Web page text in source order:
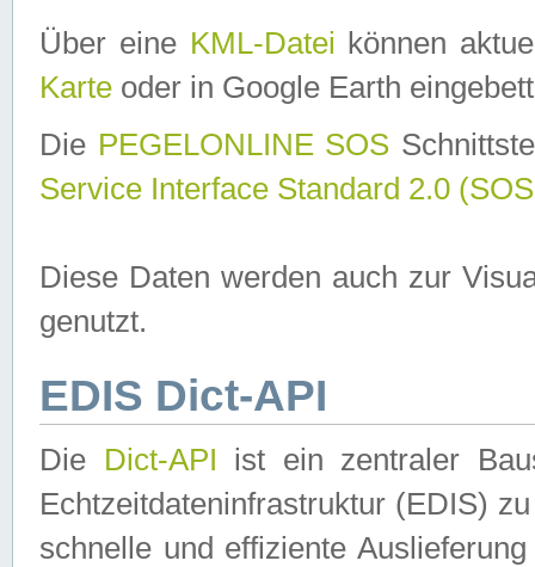
Über eine KML-Datei können
Karte oder in Google Earth
Die PEGELONLINE SOS
Service Interface Standard 2.0
Diese Daten werden auch zur
genutzt.
EDIS Dict-API
Die Dict-API ist ein zentraler
Echtzeitdateninfrastruktur (EDIS)
schnelle und effiziente